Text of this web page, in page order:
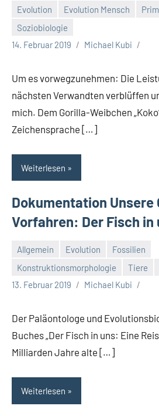
Evolution Evolution Mensch
Soziobiologie
14. Februar 2019
Michael Kubi
Um es vorwegzunehmen: Die
nächsten Verwandten verblüffen
mich. Dem Gorilla-Weibchen
Zeichensprache […]
Weiterlesen
Dokumentation Unsere
Vorfahren: Der Fisch in
Allgemein Evolution
Fossilien
Konstruktionsmorphologie
Tiere
13. Februar 2019
Michael Kubi
Der Paläontologe und
Buches „Der Fisch in uns: Eine
Milliarden Jahre alte […]
Weiterlesen